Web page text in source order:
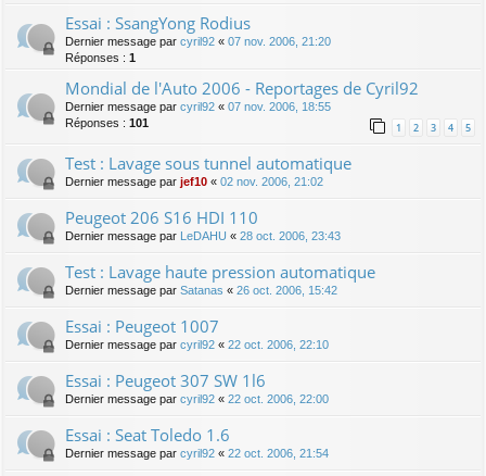
Essai : SsangYong Rodius
Dernier message par cyril92 « 07 nov. 2006, 21:20
Réponses : 1
Mondial de l'Auto 2006 - Reportages de Cyril92
Dernier message par cyril92 « 07 nov. 2006, 18:55
Réponses : 101 1 2 3 4 5
Test : Lavage sous tunnel automatique
Dernier message par jef10 « 02 nov. 2006, 21:02
Peugeot 206 S16 HDI 110
Dernier message par LeDAHU « 28 oct. 2006, 23:43
Test : Lavage haute pression automatique
Dernier message par Satanas « 26 oct. 2006, 15:42
Essai : Peugeot 1007
Dernier message par cyril92 « 22 oct. 2006, 22:10
Essai : Peugeot 307 SW 1l6
Dernier message par cyril92 « 22 oct. 2006, 22:00
Essai : Seat Toledo 1.6
Dernier message par cyril92 « 22 oct. 2006, 21:54